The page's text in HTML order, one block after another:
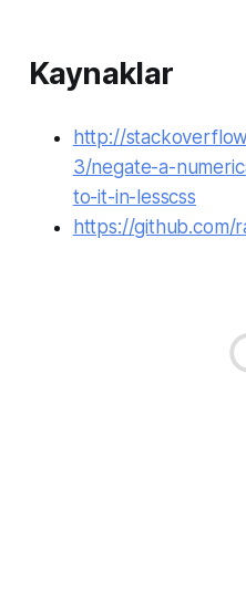
Kaynaklar
http://
3/negate-a-
to-it-in-lesscss
https://github.com/